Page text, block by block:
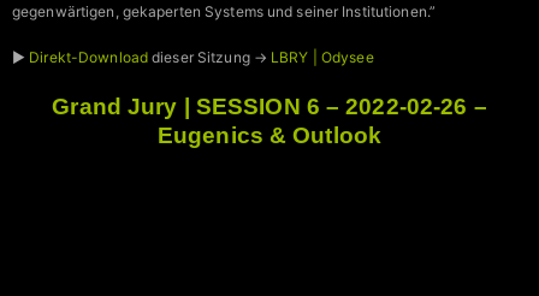
gegenwärtigen, gekaperten Systems und seiner Institutionen.”
► Direkt-Download dieser Sitzung → LBRY | Odysee
Grand Jury | SESSION 6 – 2022-02-26 –
Eugenics & Outlook